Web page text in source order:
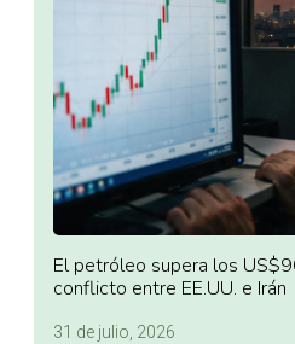
El petróleo supera los
conflicto entre EE.UU. e Irán
31 de julio, 2026